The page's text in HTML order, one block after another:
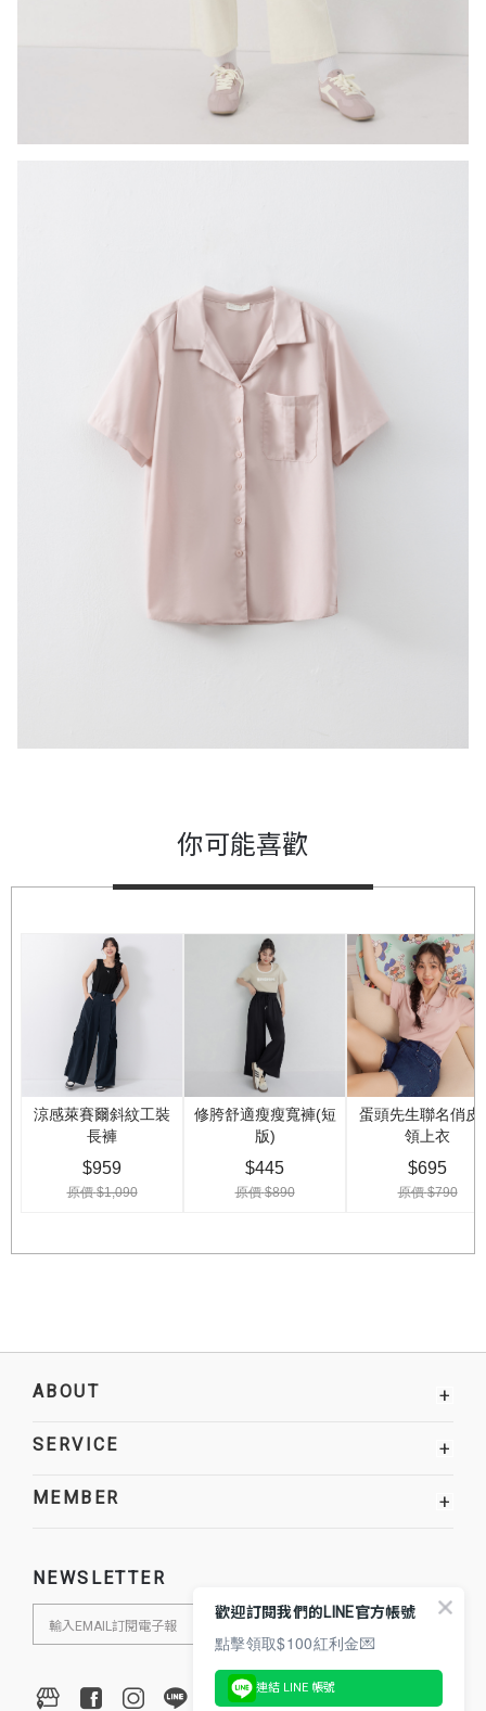
你可能喜歡
ABOUT +
SERVICE +
MEMBER +
NEWSLETTER
歡迎訂閱我們的LINE官方帳號
點擊領取$100紅利金💌
連結 LINE 帳號